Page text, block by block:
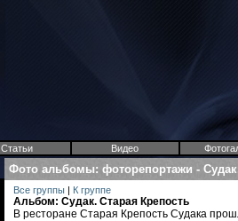
Статьи Видео
Фото альбомы: фоторепортажи -
Все группы | К группе
Альбом: Судак. Старая Крепость
В ресторане Старая Крепость Судака